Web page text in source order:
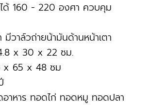
ด้ 160 - 220 องศา ควบคุม
มีวาล์วถ่ายน้ามันด้านหน้าเตา
x 30 x 22 ซม.
x 65 x 48 ซม
อาหาร ทอดไก่ ทอดหมู ทอดปลา